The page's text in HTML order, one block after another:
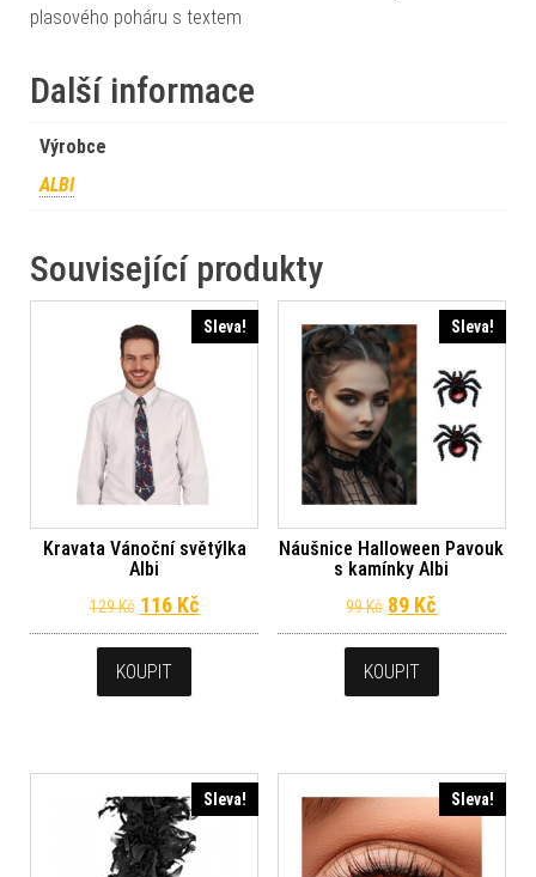
plasového poháru s textem
Další informace
Výrobce
ALBI
Související produkty
Sleva!
Kravata Vánoční světýlka
Albi
129Kč Původní cena byla: 129 Kč.
116 KčAktuální cena je: 116 Kč.
KOUPIT
Sleva!
Náušnice Halloween Pavouk
s kamínky Albi
99Kč Původní cena
89 Kč
KOUPIT
Sleva! Sleva!